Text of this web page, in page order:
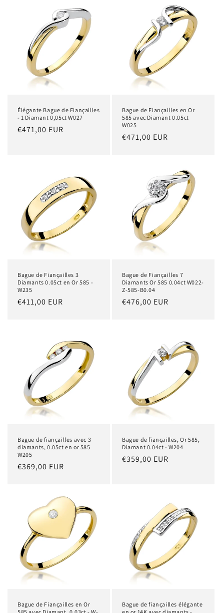
Élégante Bague de Fiançailles
- 1 Diamant 0,05ct W027
Prix
€471,00 EUR
Bague de Fiançailles en Or
585 avec Diamant 0.05ct
W025
Prix
€471,00 EUR
Bague de Fiançailles 3
Diamants 0.05ct en Or 585 -
W235
Prix
€411,00 EUR
Bague de Fiançailles 7
Diamants Or 585 0.04ct W022-
Z-585-B0.04
Prix
€476,00 EUR
Bague de fiançailles avec 3
diamants, 0.05ct en or 585
W205
Prix
€369,00 EUR
Bague de fiançailles, Or 585,
Diamant 0.04ct - W204
Prix
€359,00 EUR
Bague de Fiançailles en Or
Bague de fiançailles élégante